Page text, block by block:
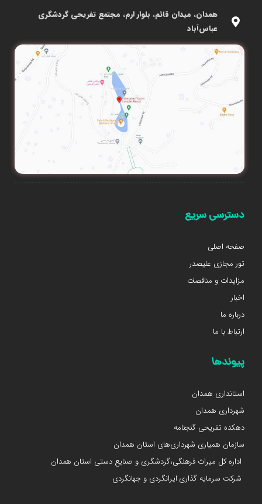
همدان، میدان قائم، بلوار ارم، مجتمع تفریحی گردشگری
عباس‌آباد
دسترسی سریع
صفحه اصلی
تور مجازی علیصدر
مزایدات و مناقصات
اخبار
درباره ما
ارتباط با ما
پیوندها
استانداری همدان
شهرداری همدان
دهکده تفریحی گنجنامه
سازمان همیاری شهرداری‌های استان همدان
اداره کل میراث فرهنگی،گردشگری و صنایع دستی استان همدان
شرکت سرمایه گذاری ایرانگردی و جهانگردی